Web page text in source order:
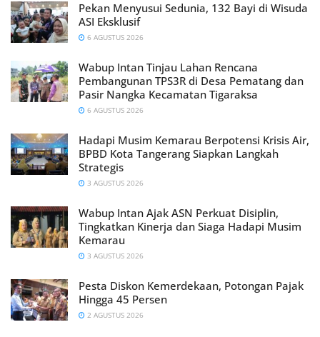
Pekan Menyusui Sedunia, 132 Bayi di Wisuda
ASI Eksklusif
6 AGUSTUS 2026
Wabup Intan Tinjau Lahan Rencana
Pembangunan TPS3R di Desa Pematang dan
Pasir Nangka Kecamatan Tigaraksa
6 AGUSTUS 2026
Hadapi Musim Kemarau Berpotensi Krisis Air,
BPBD Kota Tangerang Siapkan Langkah
Strategis
3 AGUSTUS 2026
Wabup Intan Ajak ASN Perkuat Disiplin,
Tingkatkan Kinerja dan Siaga Hadapi Musim
Kemarau
3 AGUSTUS 2026
Pesta Diskon Kemerdekaan, Potongan Pajak
Hingga 45 Persen
2 AGUSTUS 2026